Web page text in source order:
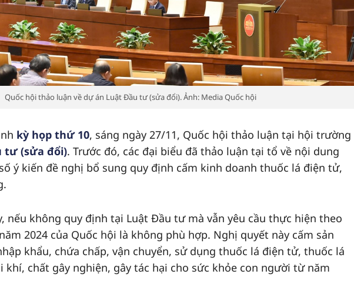
Quốc hội thảo luận về dự án Luật Đầu tư (sửa đổi). Ảnh: Media Quốc hội
kỳ họp thứ 10, sáng ngày 27/11, Quốc hội thảo luận tại hội trường
tư (sửa đổi). Trước đó, các đại biểu đã thảo luận tại tổ về nội dung
ý kiến đề nghị bổ sung quy định cấm kinh doanh thuốc lá điện tử,
nếu không quy định tại Luật Đầu tư mà vẫn yêu cầu thực hiện theo
2024 của Quốc hội là không phù hợp. Nghị quyết này cấm sản
khẩu, chứa chấp, vận chuyển, sử dụng thuốc lá điện tử, thuốc lá
khí, chất gây nghiện, gây tác hại cho sức khỏe con người từ năm